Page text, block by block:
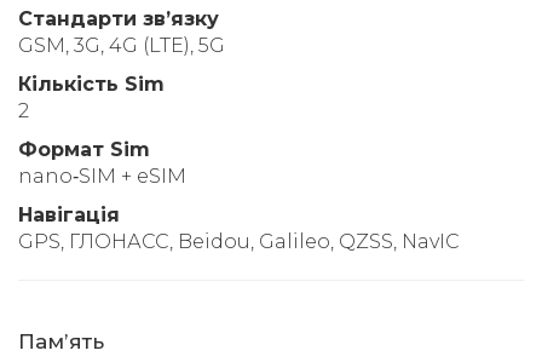
Стандарти звʼязку
GSM, 3G, 4G (LTE), 5G
Кількість Sim
2
Формат Sim
nano‑SIM + eSIM
Навігація
GPS, ГЛОНАСС, Beidou, Galileo, QZSS, NavIC
Памʼять